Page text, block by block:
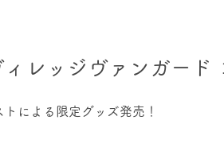
ィレッジヴァンガード
による限定グッズ発売！